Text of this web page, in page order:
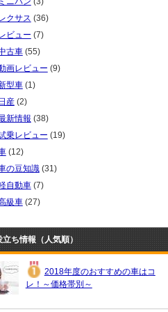
クサス (36)
ビュー (7)
古車(55)
画レビュー (9)
型車(1)
産(2)
新情報 (38)
乗レビュー (19)
(12)
の豆知識(31)
自動車(7)
級車(27)
立ち情報（人気順）
2018年度のおすすめの車はコ
レ！～価格帯別～